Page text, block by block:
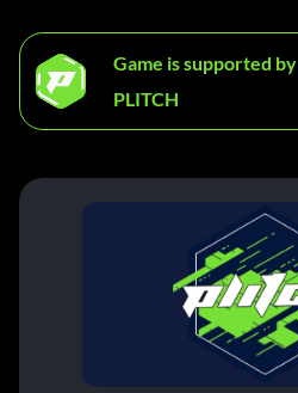
Game is supported by
PLITCH